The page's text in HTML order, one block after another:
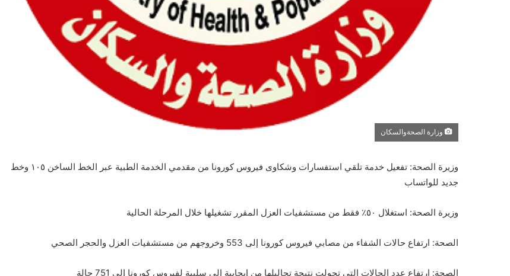
وزارة الصحةوالسكان
وزيرة الصحة: تفعيل خدمة تلقي استفسارات وشكاوى فيروس كورونا من مقدمي الخدمة الطبية عبر الخط الساخن ١٠٥ وخط
جديد للواتساب
وزيرة الصحة: استغلال ٥٠٪؜ فقط من مستشفيات العزل المقرر تشغيلها خلال المرحلة الحالية
الصحة: ارتفاع حالات الشفاء من مصابي فيروس كورونا إلى 553 وخروجهم من مستشفيات العزل والحجر الصحي
الصحة: ارتفاع عدد الحالات التي تحولت نتيجة تحاليلها من إيجابية إلى سلبية لفيروس كورونا إلى 751 حالة